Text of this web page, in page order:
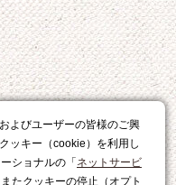
よびユーザーの皆様のご興
ッキー（cookie）を利用し
ショナルの「 ネットサービ
たクッキーの停止（オプト